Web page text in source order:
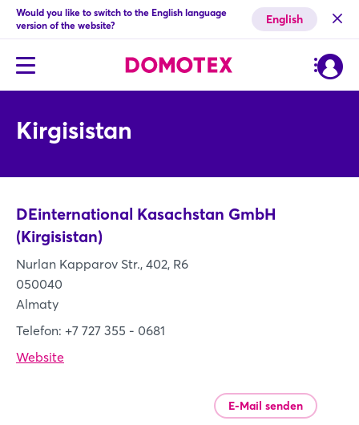
Would you like to switch to the English language
version of the website?
English
Kirgisistan
DEinternational Kasachstan GmbH
(Kirgisistan)
Nurlan Kapparov Str., 402, R6
050040
Almaty
Telefon: +7 727 355 - 0681
Website
E-Mail senden